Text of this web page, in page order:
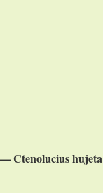
Ctenolucius hujeta